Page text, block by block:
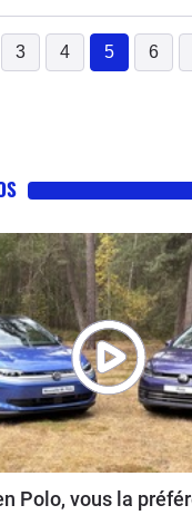
3 4 5
(current)
6
Polo, vous la